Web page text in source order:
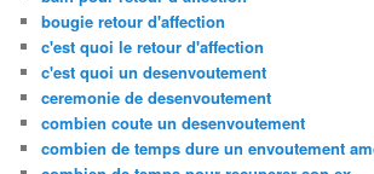
bougie retour d'affection
c'est quoi le retour d'affection
c'est quoi un desenvoutement
ceremonie de desenvoutement
combien coute un desenvoutement
combien de temps dure un envoutement